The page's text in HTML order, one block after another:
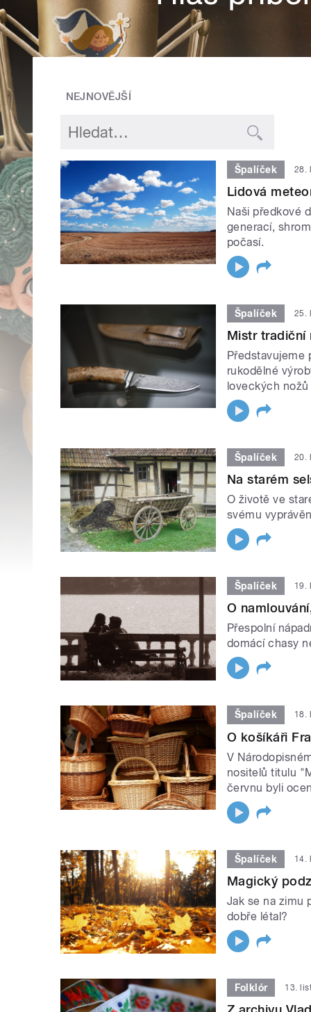
NEJNOVĚJŠÍ
Špalíček 28.
Lidová
Naši předkové
generací,
počasí.
Špalíček 25.
Mistr tradiční
Představujeme
rukodělné
loveckých
Špalíček 20.
Na starém
O životě ve
svému
Špalíček 19.
O
Přespolní
domácí chasy
Špalíček 18.
O košíkáři
V
nositelů titulu
červnu byli
Špalíček 14.
Magický
Jak se na zimu
dobře létal?
Folklór 13.